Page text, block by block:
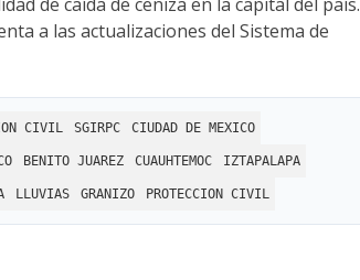
a las actualizaciones del Sistema de
CIVIL SGIRPC CIUDAD DE MEXICO
BENITO JUAREZ CUAUHTEMOC IZTAPALAPA
LLUVIAS GRANIZO PROTECCION CIVIL